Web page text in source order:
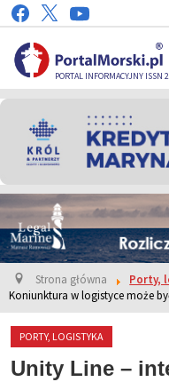
PORTAL INFORMACYJNY ISSN
Strona główna
Porty,
Koniunktura w logistyce może
PORTY, LOGISTYKA
Unity Line –